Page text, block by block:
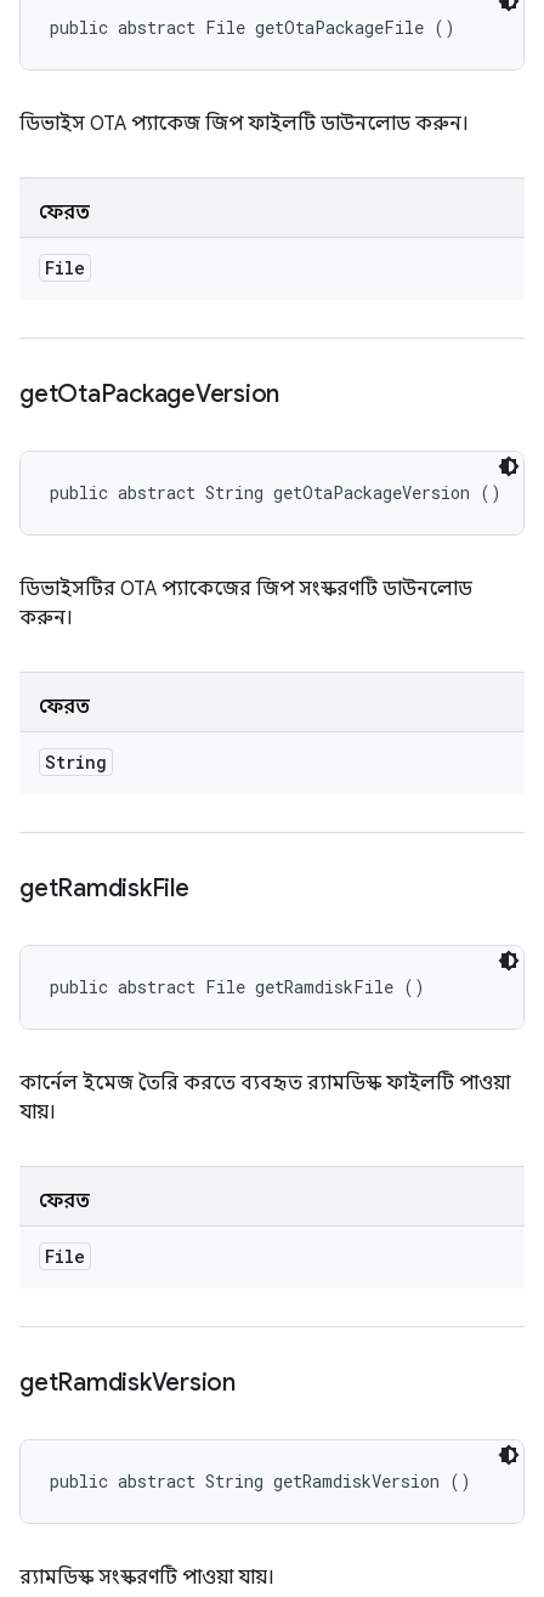
public abstract File getOtaPackageFile ()
ডিভাইস OTA প্যাকেজ জিপ ফাইলটি ডাউনলোড করুন।
ফেরত
File
getOtaPackageVersion
public abstract String getOtaPackageVersion ()
ডিভাইসটির OTA প্যাকেজের জিপ সংস্করণটি ডাউনলোড
করুন।
ফেরত
String
getRamdiskFile
public abstract File getRamdiskFile ()
কার্নেল ইমেজ তৈরি করতে ব্যবহৃত র‍্যামডিস্ক ফাইলটি পাওয়া
যায়।
ফেরত
File
getRamdiskVersion
public abstract String getRamdiskVersion ()
র‍্যামডিস্ক সংস্করণটি পাওয়া যায়।